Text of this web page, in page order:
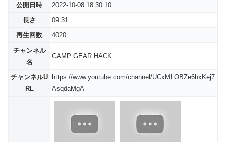
公開日時
2022-10-08 18:30:10
長さ
09:31
再生回数
4020
チャンネル
名
CAMP GEAR HACK
チャンネルU
RL
https://www.youtube.com/channel/UCxMLOBZe6hxKej7
AsqdaMgA